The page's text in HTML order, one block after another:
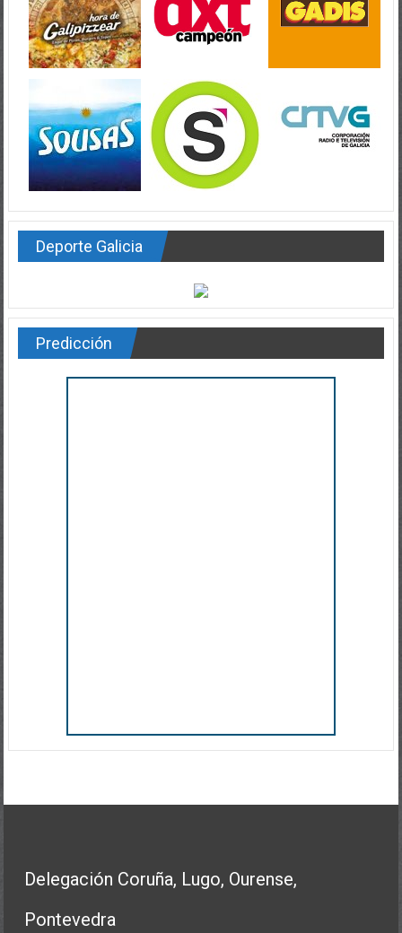
Deporte Galicia
Predicción
Delegación Coruña, Lugo, Ourense,
Pontevedra